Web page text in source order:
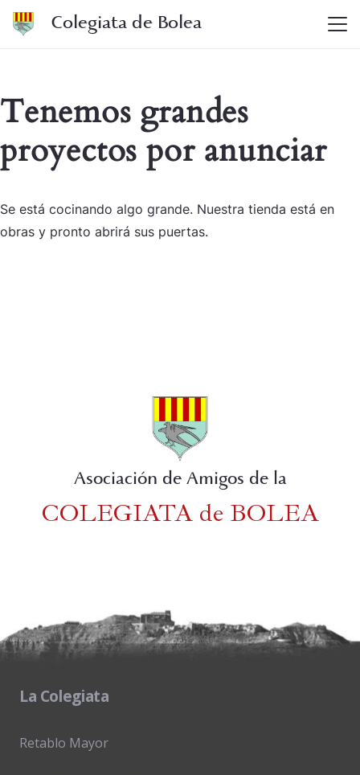
Colegiata de Bolea
Tenemos grandes
proyectos por anunciar
Se está cocinando algo grande. Nuestra tienda está en
obras y pronto abrirá sus puertas.
Asociación de Amigos de la
COLEGIATA de BOLEA
La Colegiata
Retablo Mayor